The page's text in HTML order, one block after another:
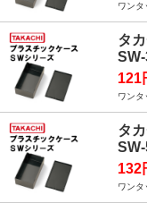
ワンタ
タ
121
ワンタ
タ
132
ワンタ